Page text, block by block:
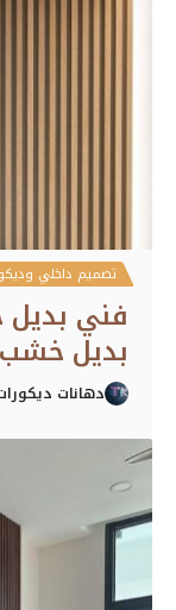
تصميم داخلي
فني
بديل خشب
دهانات